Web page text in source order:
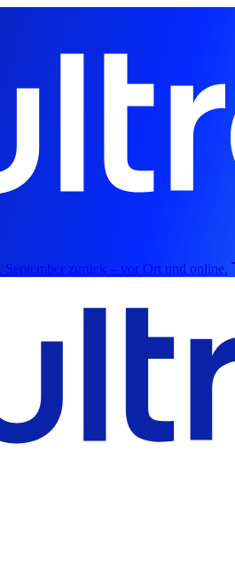
zurück – vor Ort und online.